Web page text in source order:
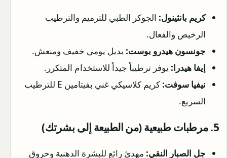
كريم بانثينول: الجوكر الطبي للترميم والترطيب
الرخيص والفعال.
جونسون هيدرو بوست: بديل يومي خفيف ومنعش.
إيفا هيدرا: يوفر ترطيباً جيداً للاستخدام المتكرر.
نيفيا سوفت:
كريم كلاسيكي غني بفيتامين E للترطيب
السريع.
5. مرطبات طبيعية (من الطبيعة إلى بشرتك)
جل الصبار النقي: مهدئ رائع للبشرة الدهنية وحروق